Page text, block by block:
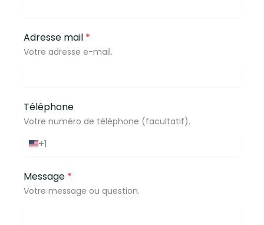
Adresse mail *
Votre adresse e-mail.
Téléphone
Votre numéro de téléphone (facultatif).
É
a
t
+1
Message *
Votre message ou question.